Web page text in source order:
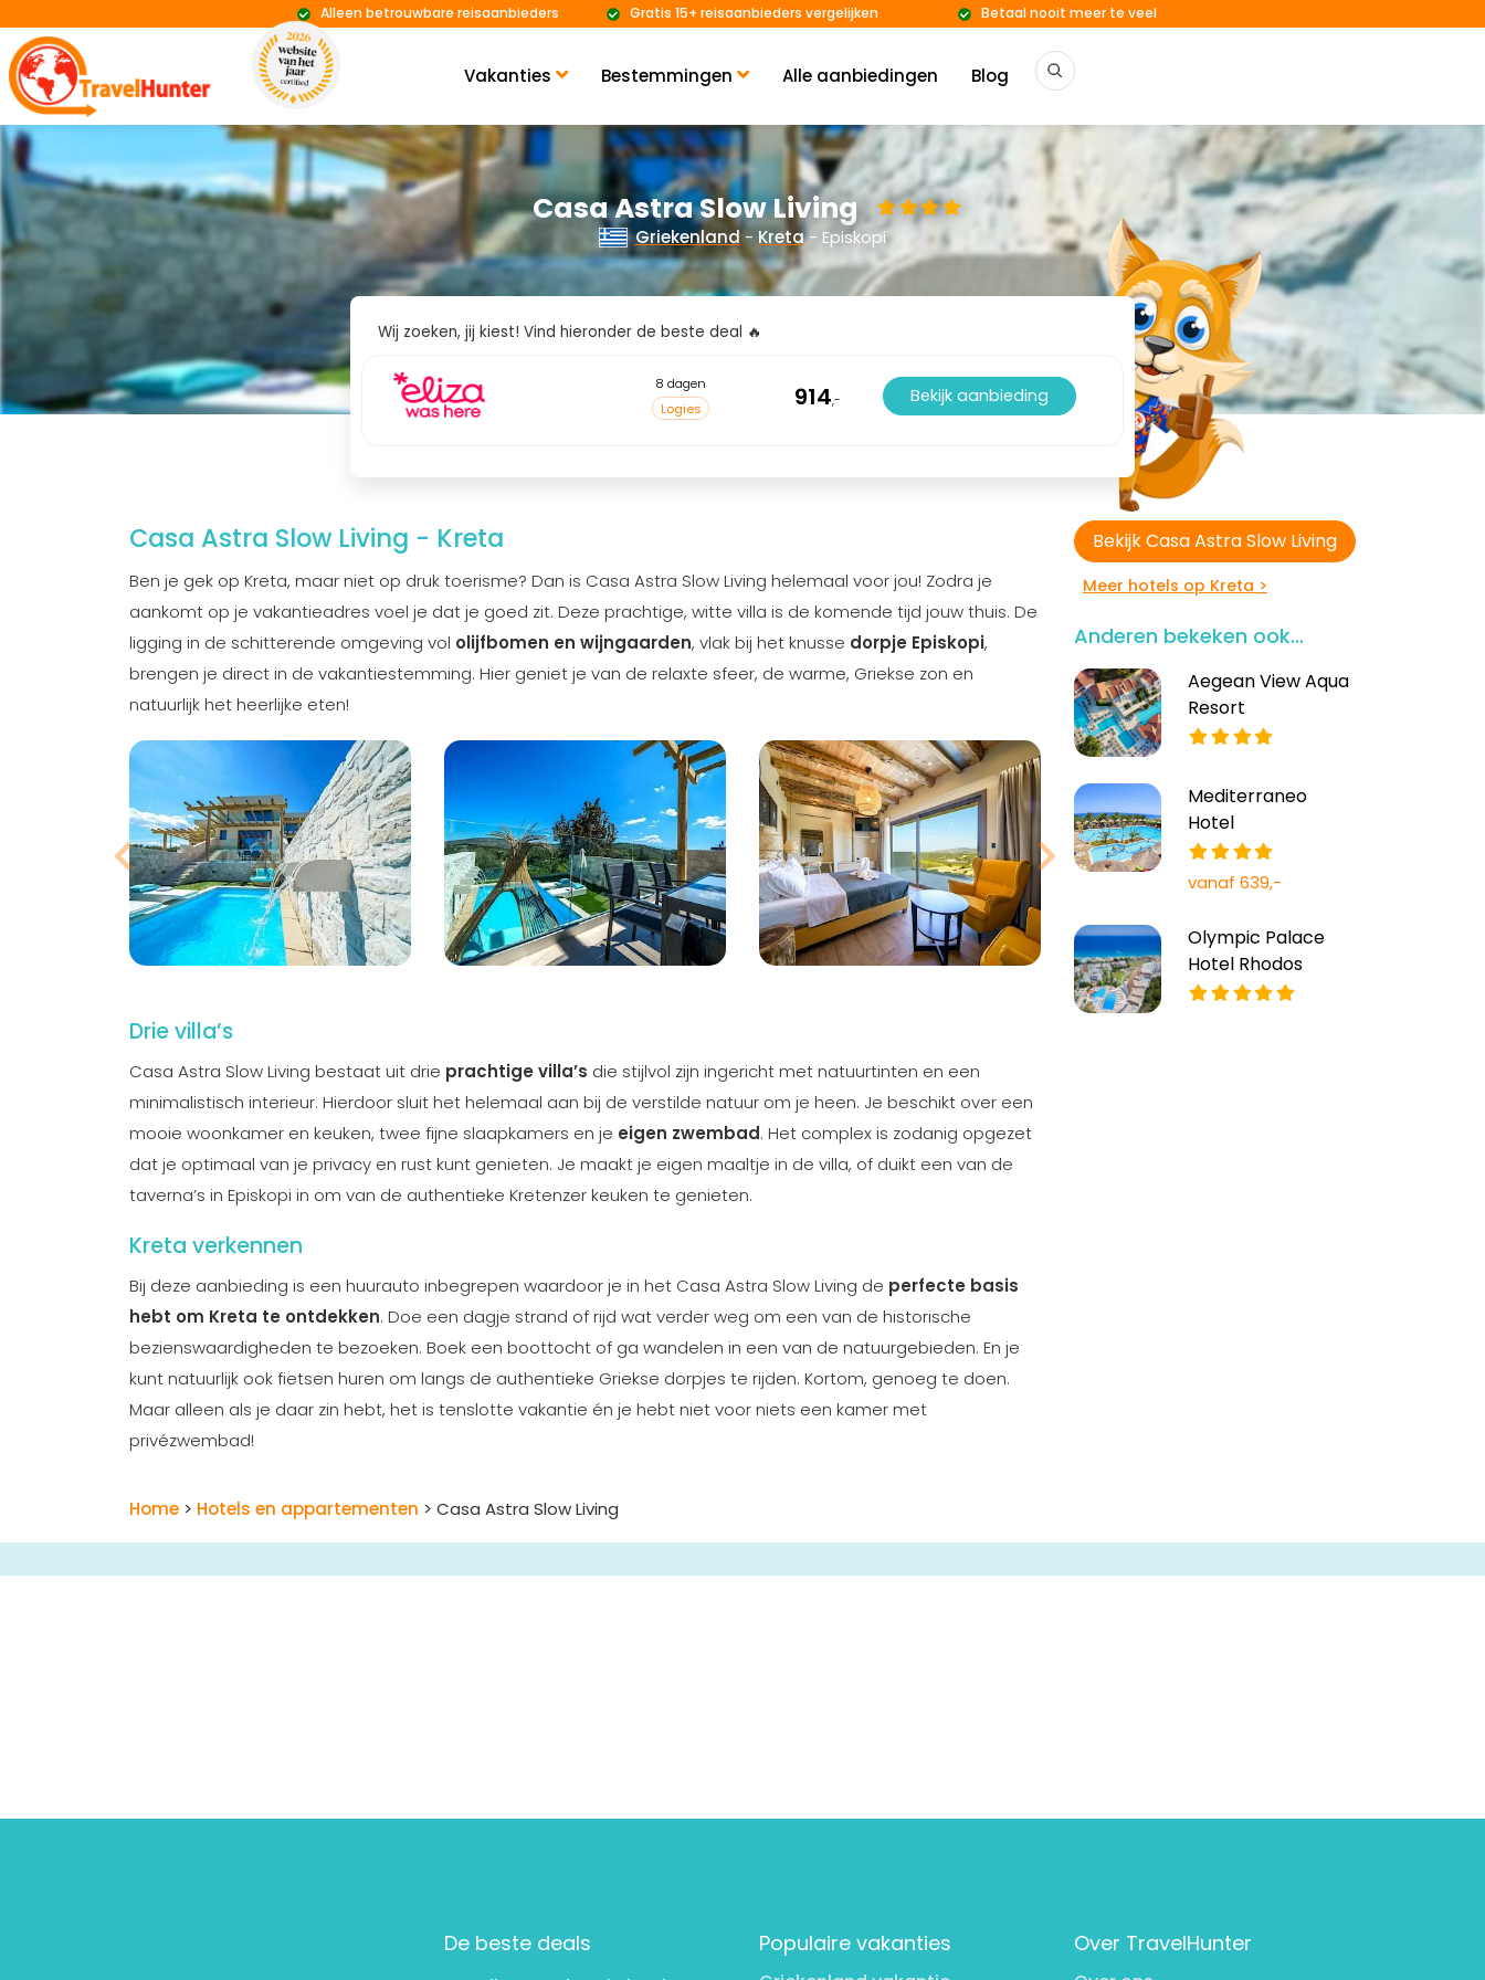
Vakanties Bestemmingen Alle aanbiedingen Blog
Alleen betrouwbare reisaanbieders Gratis 15+ reisaanbieders vergelijken Betaal nooit meer te veel
Casa Astra Slow Living
Griekenland- Kreta- Episkopi
Wij zoeken, jij kiest! Vind hieronder de beste deal 🔥
8 dagen
Logies
914,- Bekijk aanbieding
Casa Astra Slow Living - Kreta
Ben je gek op Kreta, maar niet op druk toerisme? Dan is Casa Astra Slow Living helemaal voor jou! Zodra je
aankomt op je vakantieadres voel je dat je goed zit. Deze prachtige, witte villa is de komende tijd jouw thuis. De
ligging in de schitterende omgeving vol olijfbomen en wijngaarden, vlak bij het knusse dorpje Episkopi,
brengen je direct in de vakantiestemming. Hier geniet je van de relaxte sfeer, de warme, Griekse zon en
natuurlijk het heerlijke eten!
Drie villa’s
Casa Astra Slow Living bestaat uit drie prachtige villa’s die stijlvol zijn ingericht met natuurtinten en een
minimalistisch interieur. Hierdoor sluit het helemaal aan bij de verstilde natuur om je heen. Je beschikt over een
mooie woonkamer en keuken, twee fijne slaapkamers en je eigen zwembad. Het complex is zodanig opgezet
dat je optimaal van je privacy en rust kunt genieten. Je maakt je eigen maaltje in de villa, of duikt een van de
taverna’s in Episkopi in om van de authentieke Kretenzer keuken te genieten.
Kreta verkennen
Bij deze aanbieding is een huurauto inbegrepen waardoor je in het Casa Astra Slow Living de perfecte basis
hebt om Kreta te ontdekken. Doe een dagje strand of rijd wat verder weg om een van de historische
bezienswaardigheden te bezoeken. Boek een boottocht of ga wandelen in een van de natuurgebieden. En je
kunt natuurlijk ook fietsen huren om langs de authentieke Griekse dorpjes te rijden. Kortom, genoeg te doen.
Maar alleen als je daar zin hebt, het is tenslotte vakantie én je hebt niet voor niets een kamer met
privézwembad!
Bekijk Casa Astra Slow Living
Meer hotels op Kreta >
Anderen bekeken ook...
Aegean View Aqua
Resort
Mediterraneo
Hotel
vanaf 639,-
Olympic Palace
Hotel Rhodos
Home > Hotels en appartementen > Casa Astra Slow Living
De beste deals Populaire vakanties Over TravelHunter